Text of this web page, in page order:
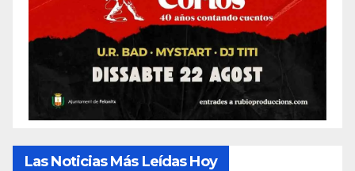
Las Noticias Más Leídas Hoy